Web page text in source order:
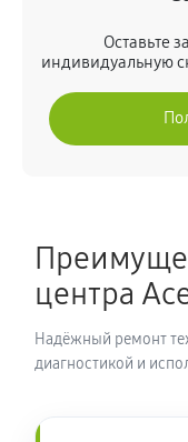
Замена шлейфа
Замена
Замена системы
1400
Замена
(NX.A5UER.003)
Оставьте
индивидуальную
центра
Надёжный ремонт
диагностикой и